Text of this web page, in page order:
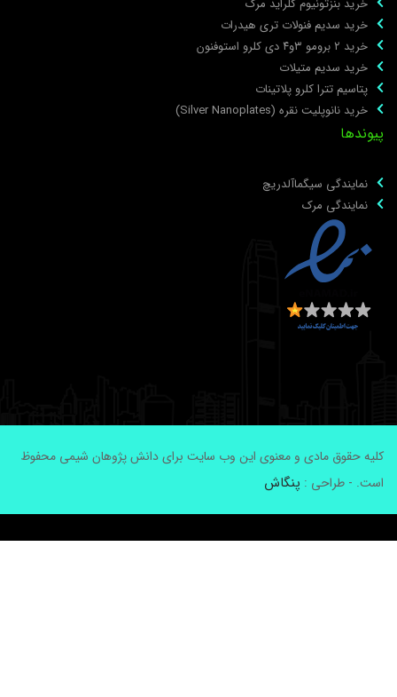
خرید بنزتونیوم کلراید مرک
خرید سدیم فنولات تری هیدرات
خرید ۲ برومو ۳و۴ دی‌ کلرو استوفنون
خرید سدیم متیلات
پتاسیم تترا کلرو پلاتینات
خرید نانوپلیت نقره (Silver Nanoplates)
نمایندگی سیگماآلدریچ
نمایندگی مرک
حقوق مادی و معنوی این وب سایت برای دانش پژوهان شیمی محفوظ
- طراحی :پنگاش